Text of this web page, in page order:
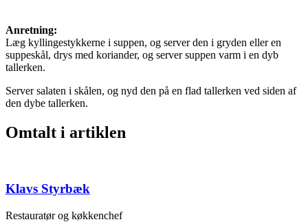
Anretning:
Læg kyllingestykkerne i suppen, og server den i gryden eller en
suppeskål, drys med koriander, og server suppen varm i en dyb
tallerken.
Server salaten i skålen, og nyd den på en flad tallerken ved siden af
den dybe tallerken.
Omtalt i artiklen
Klavs Styrbæk
Restauratør og køkkenchef